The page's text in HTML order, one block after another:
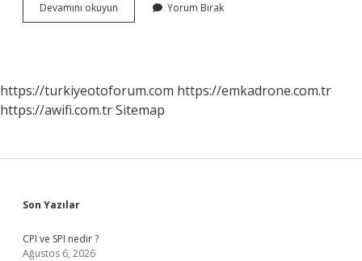
Devamını okuyun
Glikolik
Yorum Bırak
https://turkiyeotoforum.com https://emkadrone.com.tr
https://awifi.com.trSitemap
Sidebar
Son Yazılar
CPI ve SPI nedir ?
Ağustos 6, 2026